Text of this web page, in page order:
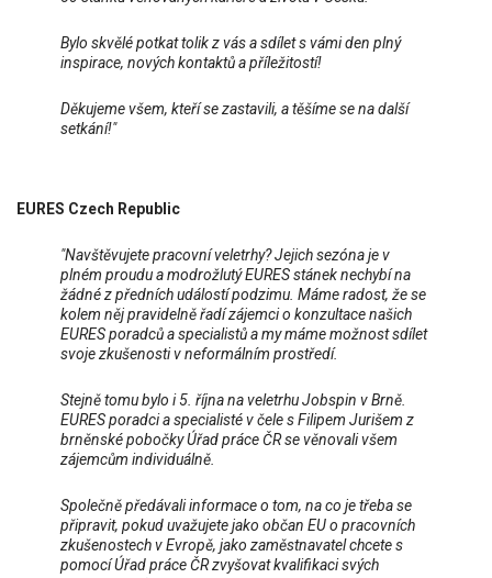
Bylo skvělé potkat tolik z vás a sdílet s vámi den plný
inspirace, nových kontaktů a příležitostí!
Děkujeme všem, kteří se zastavili, a těšíme se na další
setkání!"
EURES Czech Republic
"Navštěvujete pracovní veletrhy? Jejich sezóna je v
plném proudu a modrožlutý EURES stánek nechybí na
žádné z předních událostí podzimu. Máme radost, že se
kolem něj pravidelně řadí zájemci o konzultace našich
EURES poradců a specialistů a my máme možnost sdílet
svoje zkušenosti v neformálním prostředí.
Stejně tomu bylo i 5. října na veletrhu Jobspin v Brně.
EURES poradci a specialisté v čele s Filipem Jurišem z
brněnské pobočky Úřad práce ČR se věnovali všem
zájemcům individuálně.
Společně předávali informace o tom, na co je třeba se
připravit, pokud uvažujete jako občan EU o pracovních
zkušenostech v Evropě, jako zaměstnavatel chcete s
pomocí Úřad práce ČR zvyšovat kvalifikaci svých